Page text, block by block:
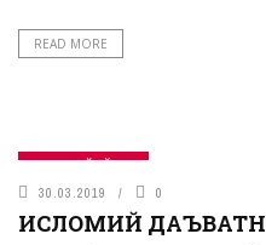
READ MORE
САҚОФИЙ БЎЛИМ
30.03.2019 0
ИСЛОМИЙ